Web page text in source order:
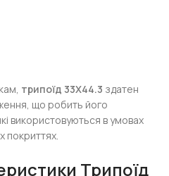
трипоїд 33X44.3 здатен
що робить його
використовуються в умовах
покриттях.
Трипоїд